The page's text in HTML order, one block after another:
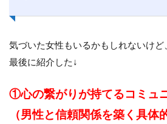
気づいた女性もいるかもしれないけど、
最後に紹介した↓
①心の繋がりが持てるコミュ
（男性と信頼関係を築く具体